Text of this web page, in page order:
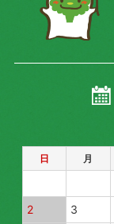
ちんげん菜
レタス
日 月
2
3